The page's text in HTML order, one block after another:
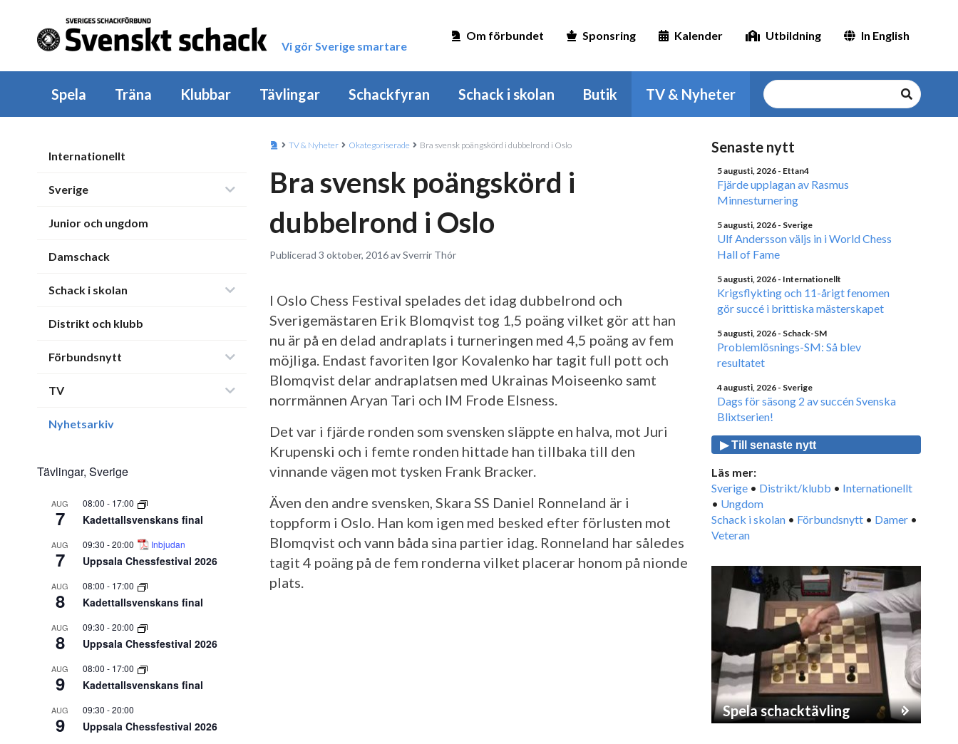
Vi gör Sverige smartare
Om förbundet Sponsring Kalender Utbildning In English
Spela Träna Klubbar Tävlingar Schackfyran Schack i skolan Butik TV & Nyheter
Internationellt
Sverige
Junior och ungdom
Damschack
Schack i skolan
Distrikt och klubb
Förbundsnytt
TV
Nyhetsarkiv
Tävlingar, Sverige
AUG
7
08:00 - 17:00
Kadettallsvenskans final
AUG
7
09:30 -20:00 Inbjudan
Uppsala Chessfestival 2026
AUG
8
08:00 - 17:00
Kadettallsvenskans final
AUG
8
09:30 -20:00
Uppsala Chessfestival 2026
AUG
9
08:00 - 17:00
Kadettallsvenskans final
AUG
9
09:30 -20:00
Uppsala Chessfestival 2026
TV & Nyheter Okategoriserade Bra svensk poängskörd i dubbelrond i Oslo
Bra svensk poängskörd i
dubbelrond i Oslo
Publicerad 3 oktober, 2016 av Sverrir Thór
I Oslo Chess Festival spelades det idag dubbelrond och
Sverigemästaren Erik Blomqvist tog 1,5 poäng vilket gör att han
nu är på en delad andraplats i turneringen med 4,5 poäng av fem
möjliga. Endast favoriten Igor Kovalenko har tagit full pott och
Blomqvist delar andraplatsen med Ukrainas Moiseenko samt
norrmännen Aryan Tari och IM Frode Elsness.
Det var i fjärde ronden som svensken släppte en halva, mot Juri
Krupenski och i femte ronden hittade han tillbaka till den
vinnande vägen mot tysken Frank Bracker.
Även den andre svensken, Skara SS Daniel Ronneland är i
toppform i Oslo. Han kom igen med besked efter förlusten mot
Blomqvist och vann båda sina partier idag. Ronneland har således
tagit 4 poäng på de fem ronderna vilket placerar honom på nionde
plats.
Senaste nytt
5 augusti, 2026 - Ettan4
Fjärde upplagan av Rasmus
Minnesturnering
5 augusti, 2026 - Sverige
Ulf Andersson väljs in i World Chess
Hall of Fame
5 augusti, 2026 - Internationellt
Krigsflykting och 11-årigt fenomen
gör succé i brittiska mästerskapet
5 augusti, 2026 - Schack-SM
Problemlösnings-SM: Så blev
resultatet
4 augusti, 2026 - Sverige
Dags för säsong 2 av succén Svenska
Blixtserien!
▶ Till senaste nytt
Läs mer:
Sverige • Distrikt/klubb • Internationellt
• Ungdom
Schack i skolan • Förbundsnytt • Damer •
Veteran
Spela schacktävling